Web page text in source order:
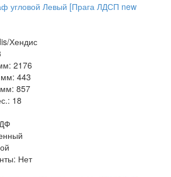
угловой Левый [Прага ЛДСП new
Хендис
2176
мм: 443
857
18
Нет